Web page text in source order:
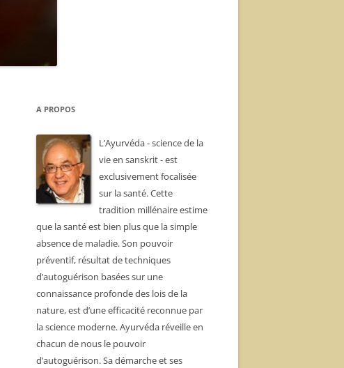
A PROPOS
L’Ayurvéda - science de la
vie en sanskrit - est
exclusivement focalisée
sur la santé. Cette
tradition millénaire estime
que la santé est bien plus que la simple
absence de maladie. Son pouvoir
préventif, résultat de techniques
d’autoguérison basées sur une
connaissance profonde des lois de la
nature, est d’une efficacité reconnue par
la science moderne. Ayurvéda réveille en
chacun de nous le pouvoir
d’autoguérison. Sa démarche et ses